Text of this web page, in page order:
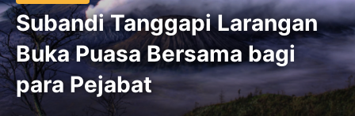
Subandi Tanggapi Larangan
Buka Puasa Bersama bagi
para Pejabat